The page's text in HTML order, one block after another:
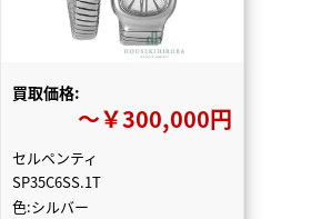
買取価格:
〜￥300,000円
セルペンティ
SP35C6SS.1T
色:シルバー